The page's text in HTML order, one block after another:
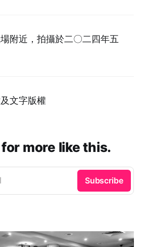
附近，拍攝於二〇二四年五
文字版權
more like this.
Subscribe